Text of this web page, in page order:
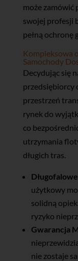
może zamówić
swojej profesji
pełną ochronę
Kompleksowa
Samochody
Decydując się
przedsiębiorcy
przestrzeń
rynek do
co
utrzymania
długich tras.
użytkowy
solidną
ryzyko
Gwarancja
nie zostaje